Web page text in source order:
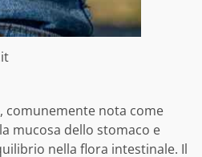
, comunemente nota come
mucosa dello stomaco e
nella flora intestinale. Il